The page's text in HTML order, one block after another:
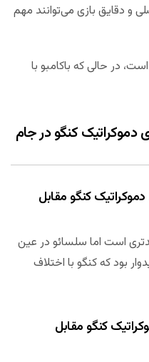
و دقایق بازی می‌توانند مهم
در حالی که باکامبو با
کنگو در جام
۱.۵ جمهوری دموکراتیک کنگو مقابل
است اما سلسائو در عین
بود که کنگو با اختلاف
کنگو مقابل